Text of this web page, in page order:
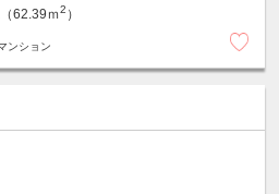
62.39ｍ2 ）
ンション